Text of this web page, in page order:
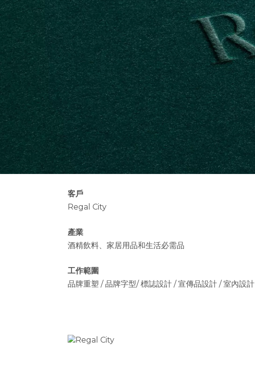
客戶
Regal City
產業
酒精飲料、家居用品和生活必需品
工作範圍
品牌重塑 / 品牌字型/ 標誌設計 / 宣傳品設計 / 室內設計